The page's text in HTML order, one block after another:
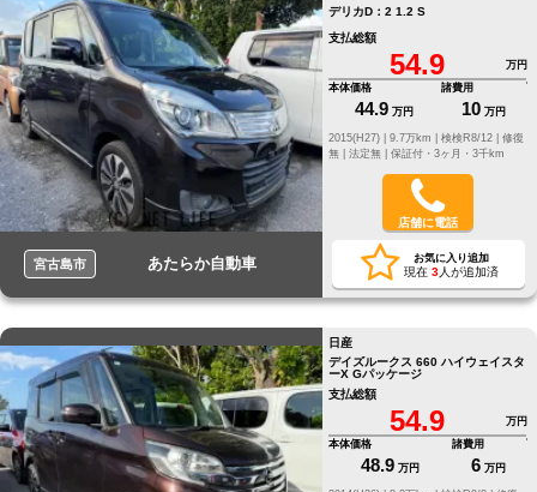
宮古島市 あたらか自動車
デリカD：2 1.2 S
支払総額
54.9
万円
本体価格
44.9 万円
諸費用
10 万円
修復
無 | 法定無 | 保証付・3ヶ月・3千km
店舗に電話
お気に入り追加
現在 3人が追加済
日産
デイズルークス 660 ハイウェイスタ
ーX Gパッケージ
支払総額
54.9
万円
本体価格
48.9 万円
諸費用
6 万円